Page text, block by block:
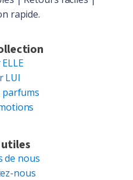
rapide.
LUI
parfums
utiles
de nous
nous